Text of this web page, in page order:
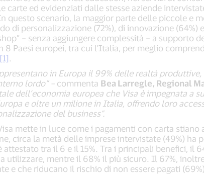
carte ed evidenziati dalle stesse aziende
questo scenario, la maggior parte delle piccole e
di personalizzazione (72%), di innovazione
– senza aggiungere complessità – a supporto
8 Paesi europei, tra cui l'Italia, per meglio
[1] .
in Europa il 99% delle realtà
lordo” – commenta Bea Larregle, Regional
dell’economia europea che Visa è impegnata a
e oltre un milione in Italia, offrendo loro
del business”.
mette in luce come i pagamenti con carta
circa la metà delle imprese intervistate (49%)
attestato tra il 6 e il 15%. Tra i principali benefici,
utilizzare, mentre il 68% il più sicuro. Il 67%,
e che riducano il rischio di non essere pagati